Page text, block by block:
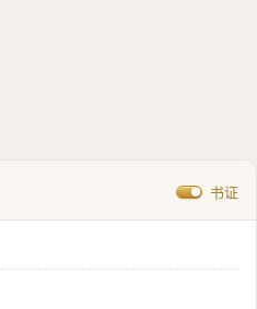
书证